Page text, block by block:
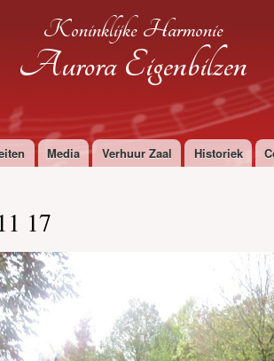
Koninklijke Harmonie
Aurora Eigenbilzen
Media Verhuur Zaal Historiek
17